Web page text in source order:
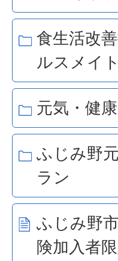
食生活改
ルスメイ
元気・健
ふじみ野
ラン
ふじみ野
険加入者